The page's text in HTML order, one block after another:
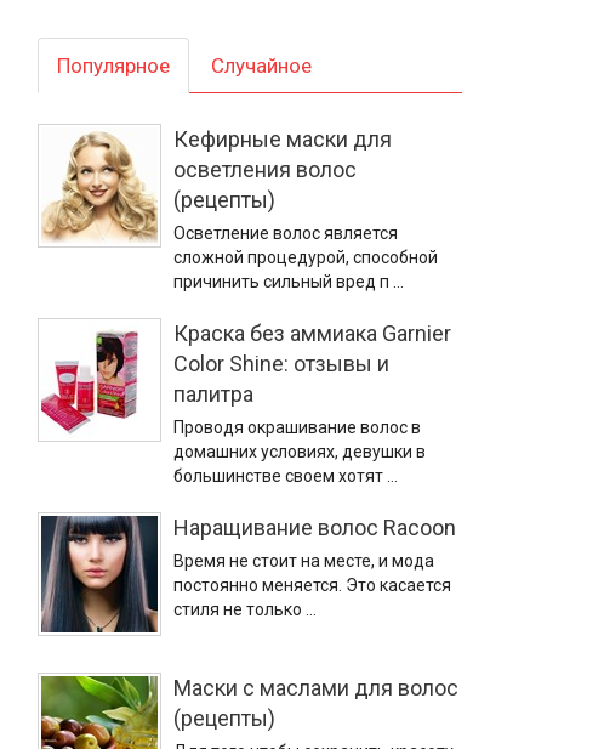
Популярное Случайное
Кефирные маски для
осветления волос
(рецепты)
Осветление волос является
сложной процедурой, способной
причинить сильный вред п …
Краска без аммиака Garnier
Color Shine: отзывы и
палитра
Проводя окрашивание волос в
домашних условиях, девушки в
большинстве своем хотят …
Наращивание волос Racoon
Время не стоит на месте, и мода
постоянно меняется. Это касается
стиля не только …
Маски с маслами для волос
(рецепты)